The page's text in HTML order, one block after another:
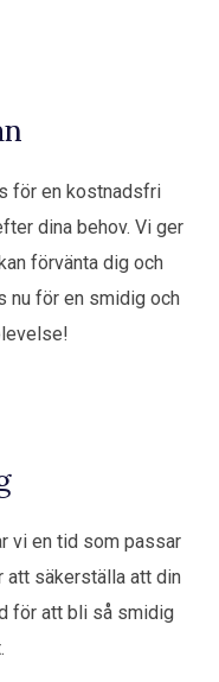
för en kostnadsfri
dina behov. Vi ger
förvänta dig och
nu för en smidig och
vi en tid som passar
att säkerställa att din
för att bli så smidig